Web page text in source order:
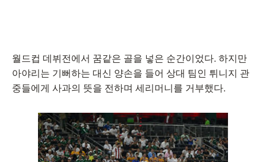
월드컵 데뷔전에서 꿈같은 골을 넣은 순간이었다. 하지만
아야리는 기뻐하는 대신 양손을 들어 상대 팀인 튀니지 관
중들에게 사과의 뜻을 전하며 세리머니를 거부했다.